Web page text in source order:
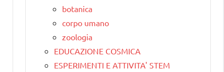
botanica
corpo umano
zoologia
EDUCAZIONE COSMICA
ESPERIMENTI E ATTIVITA' STEM